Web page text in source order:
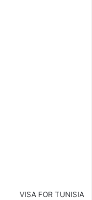
VISA FOR TUNISIA